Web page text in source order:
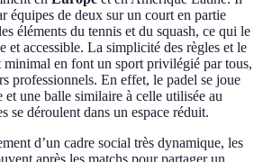
équipes de deux sur un court en partie
éléments du tennis et du squash, ce qui le
et accessible. La simplicité des règles et le
minimal en font un sport privilégié par tous,
professionnels. En effet, le padel se joue
et une balle similaire à celle utilisée au
se déroulent dans un espace réduit.
d’un cadre social très dynamique, les